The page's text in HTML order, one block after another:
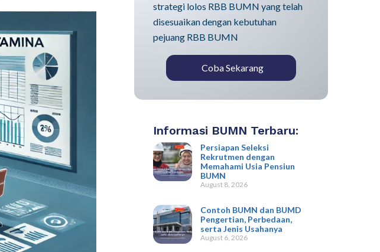
strategi lolos RBB BUMN yang telah
disesuaikan dengan kebutuhan
pejuang RBB BUMN
Coba Sekarang
Informasi BUMN Terbaru:
Persiapan Seleksi
Rekrutmen dengan
Memahami Usia Pensiun
BUMN
August 8, 2026
Contoh BUMN dan BUMD
Pengertian, Perbedaan,
serta Jenis Usahanya
August 6, 2026